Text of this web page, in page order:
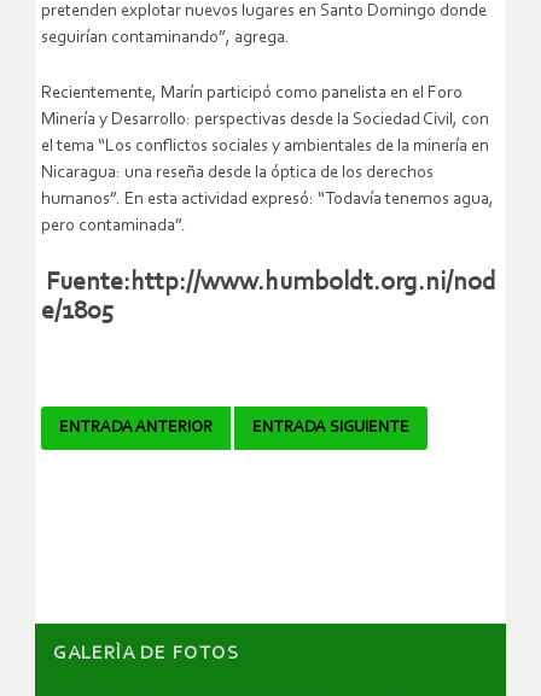
pretenden explotar nuevos lugares en Santo Domingo donde
seguirían contaminando”, agrega.
Recientemente, Marín participó como panelista en el Foro
Minería y Desarrollo: perspectivas desde la Sociedad Civil, con
el tema “Los conflictos sociales y ambientales de la minería en
Nicaragua: una reseña desde la óptica de los derechos
humanos”. En esta actividad expresó: “Todavía tenemos agua,
pero contaminada”.
Fuente:http://www.humboldt.org.ni/nod
e/1805
Navegador
ENTRADA ANTERIOR ENTRADA SIGUIENTE
GALERÌA DE FOTOS